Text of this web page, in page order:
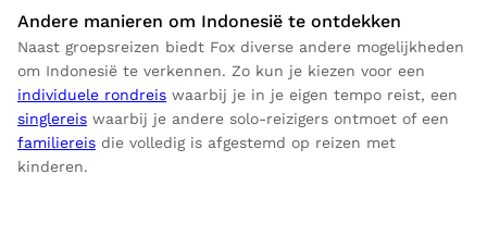
Andere manieren om Indonesië te ontdekken
Naast groepsreizen biedt Fox diverse andere mogelijkheden
om Indonesië te verkennen. Zo kun je kiezen voor een
individuele rondreis waarbij je in je eigen tempo reist, een
singlereis waarbij je andere solo-reizigers ontmoet of een
familiereis die volledig is afgestemd op reizen met
kinderen.